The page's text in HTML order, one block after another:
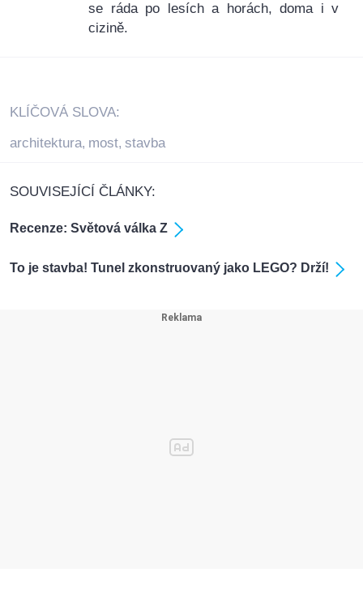
se ráda po lesích a horách, doma i v
cizině.
KLÍČOVÁ SLOVA:
architektura, most, stavba
SOUVISEJÍCÍ ČLÁNKY:
Recenze: Světová válka Z
To je stavba! Tunel zkonstruovaný jako LEGO? Drží!